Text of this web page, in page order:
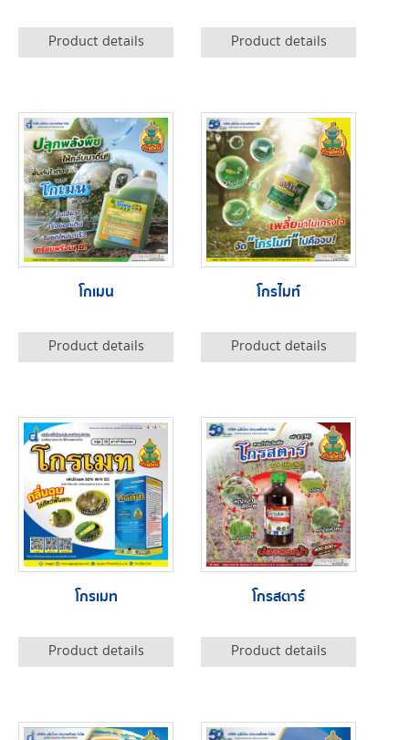
Product details Product details
โกเมน
Product details
โกรไมท์
Product details
โกรเมท
Product details
โกรสตาร์
Product details